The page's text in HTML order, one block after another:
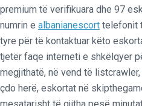
premium të verifikuara dhe 97
numrin e albanianescort telefonit
tyre për të kontaktuar këto
tjetër faqe interneti e shkëlqyer
megjithatë, në vend të
çdo herë, eskortat në